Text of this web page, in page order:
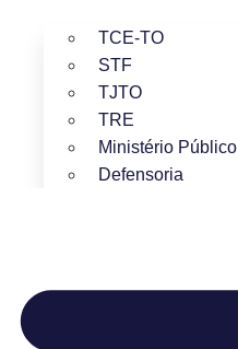
TCE-TO
STF
TJTO
TRE
Ministério Público
Defensoria